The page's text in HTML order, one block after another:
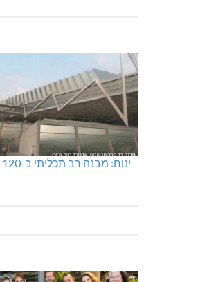
ינוח: מבנה רב תכליתי ב-120 מלש"ח